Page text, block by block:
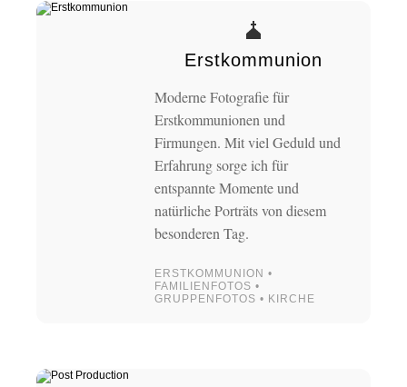
Erstkommunion
Moderne Fotografie für
Erstkommunionen und
Firmungen. Mit viel Geduld und
Erfahrung sorge ich für
entspannte Momente und
natürliche Porträts von diesem
besonderen Tag.
ERSTKOMMUNION •
FAMILIENFOTOS •
GRUPPENFOTOS • KIRCHE